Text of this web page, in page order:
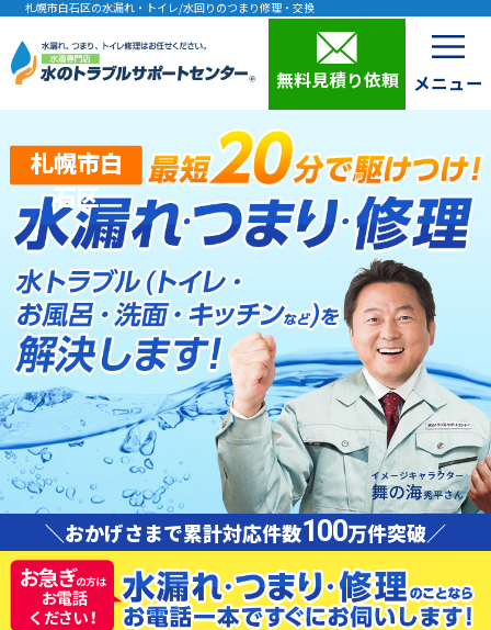
札幌市白石区の水漏れ・トイレ/水回りのつまり修理・交換
無料見積り依頼
札幌市白
石区
＼おかげさまで累計対応件数100万件突破／